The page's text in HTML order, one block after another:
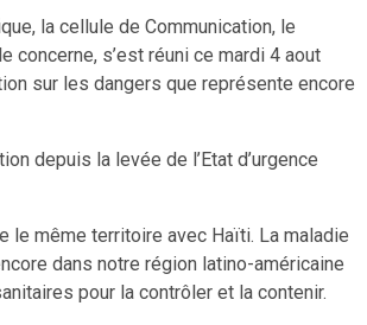
la cellule de Communication, le
concerne, s’est réuni ce mardi 4 aout
sur les dangers que représente encore
depuis la levée de l’Etat d’urgence
le même territoire avec Haïti. La maladie
dans notre région latino-américaine
pour la contrôler et la contenir.